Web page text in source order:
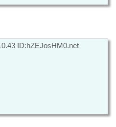
ID:hZEJosHM0.net